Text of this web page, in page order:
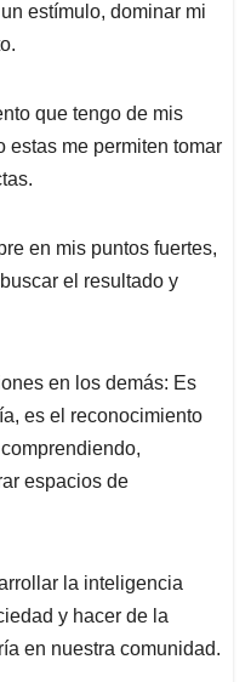
estímulo, dominar mi
que tengo de mis
estas me permiten tomar
en mis puntos fuertes,
el resultado y
en los demás: Es
es el reconocimiento
espacios de
la inteligencia
y hacer de la
en nuestra comunidad.